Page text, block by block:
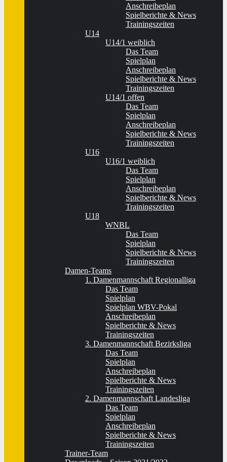
Anschreibeplan
Spielberichte & News
Trainingszeiten
U14
U14/1 weiblich
Das Team
Spielplan
Anschreibeplan
Spielberichte & News
Trainingszeiten
U14/1 offen
Das Team
Spielplan
Anschreibeplan
Spielberichte & News
Trainingszeiten
U16
U16/1 weiblich
Das Team
Spielplan
Anschreibeplan
Spielberichte & News
Trainingszeiten
U18
WNBL
Das Team
Spielplan
Spielberichte & News
Trainingszeiten
Damen-Teams
1. Damenmannschaft Regionalliga
Das Team
Spielplan
Spielplan WBV-Pokal
Anschreibeplan
Spielberichte & News
Trainingszeiten
3. Damenmannschaft Bezirksliga
Das Team
Spielplan
Anschreibeplan
Spielberichte & News
Trainingszeiten
2. Damenmannschaft Landesliga
Das Team
Spielplan
Anschreibeplan
Spielberichte & News
Trainingszeiten
Trainer-Team